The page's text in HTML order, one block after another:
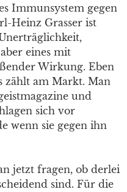
Immunsystem gegen
Heinz Grasser ist
eines mit
Wirkung. Eben
zählt am Markt. Man
und
sich vor
wenn sie gegen ihn
jetzt fragen, ob derlei
sind. Für die